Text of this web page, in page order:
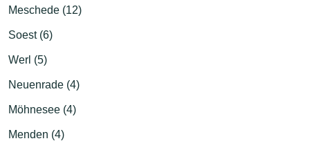
Meschede (12)
Soest (6)
Werl (5)
Neuenrade (4)
Möhnesee (4)
Menden (4)